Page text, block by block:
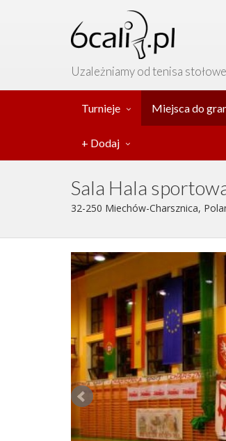
Uzależniamy od tenisa
Turnieje Miejsca do
+ Dodaj
Sala Hala
32-250 Miechów-Charsznica,